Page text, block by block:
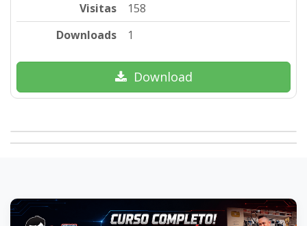
Visitas
158
Downloads
1
Download